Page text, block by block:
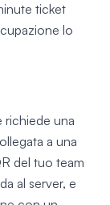
ticket
lo
richiede una
a una
del tuo team
al server, e